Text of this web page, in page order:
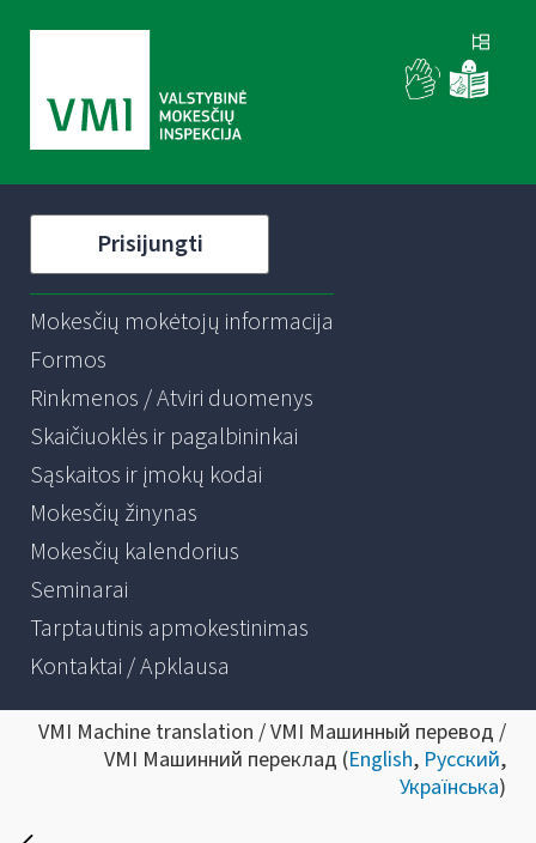
Prisijungti
Mokesčių mokėtojų informacija
Formos
Rinkmenos / Atviri duomenys
Skaičiuoklės ir pagalbininkai
Sąskaitos ir įmokų kodai
Mokesčių žinynas
Mokesčių kalendorius
Seminarai
Tarptautinis apmokestinimas
Kontaktai / Apklausa
VMI Machine translation / VMI Машинный перевод /
VMI Машинний переклад (English, Русский,
Українська)